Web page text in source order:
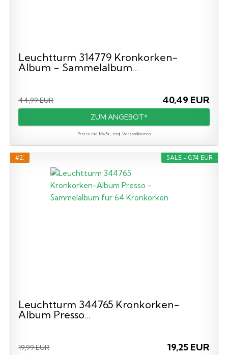
Leuchtturm 314779 Kronkorken-
Album - Sammelalbum...
44,99 EUR 40,49 EUR
ZUM ANGEBOT*
Preise inkl. MwSt., zzgl. Versandkosten
SALE - 0,74 EUR
#2:
Leuchtturm 344765 Kronkorken-
Album Presso...
19,99 EUR 19,25 EUR